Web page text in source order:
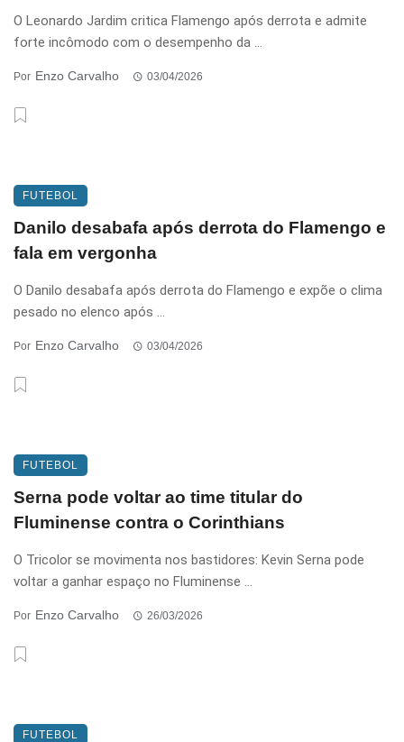
O Leonardo Jardim critica Flamengo após derrota e admite
forte incômodo com o desempenho da ...
Por Enzo Carvalho 03/04/2026
FUTEBOL
Danilo desabafa após derrota do Flamengo e
fala em vergonha
O Danilo desabafa após derrota do Flamengo e expõe o clima
pesado no elenco após ...
Por Enzo Carvalho 03/04/2026
FUTEBOL
Serna pode voltar ao time titular do
Fluminense contra o Corinthians
O Tricolor se movimenta nos bastidores: Kevin Serna pode
voltar a ganhar espaço no Fluminense ...
Por Enzo Carvalho 26/03/2026
FUTEBOL